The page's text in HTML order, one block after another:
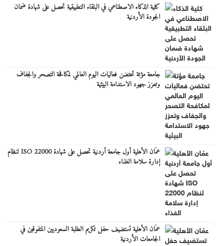
كلية الذكاء الاصطناعي في البلقاء التطبيقية تحصل على شهادة ضمان
الجودة الأردنية
جامعة مؤتة تحتضن فعاليات اليوم العالمي لمكافحة التصحر والجفاف
وتعزز جهود الاستدامة البيئية
عمّان الأهلية أول جامعة أردنية تحصل على شهادة ISO 22000 لنظام
إدارة سلامة الغذاء
عمّان الأهلية تستضيف حفل تكريم الطلبة السعوديين المتفوقين في
الجامعات الأردنية